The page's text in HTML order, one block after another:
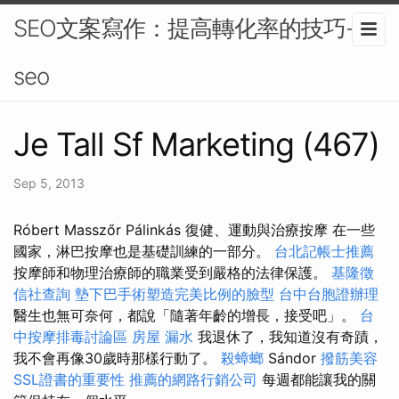
SEO文案寫作：提高轉化率的技巧-
seo
Je Tall Sf Marketing (467)
Sep 5, 2013
Róbert Masszőr Pálinkás 復健、運動與治療按摩 在一些
國家，淋巴按摩也是基礎訓練的一部分。 台北記帳士推薦
按摩師和物理治療師的職業受到嚴格的法律保護。 基隆徵
信社查詢 墊下巴手術塑造完美比例的臉型 台中台胞證辦理
醫生也無可奈何，都說「隨著年齡的增長，接受吧」。 台
中按摩排毒討論區 房屋 漏水 我退休了，我知道沒有奇蹟，
我不會再像30歲時那樣行動了。 殺蟑螂 Sándor 撥筋美容
SSL證書的重要性 推薦的網路行銷公司 每週都能讓我的關